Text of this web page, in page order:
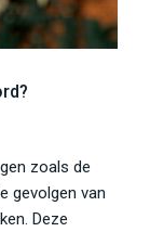
zoals de
gevolgen van
Deze